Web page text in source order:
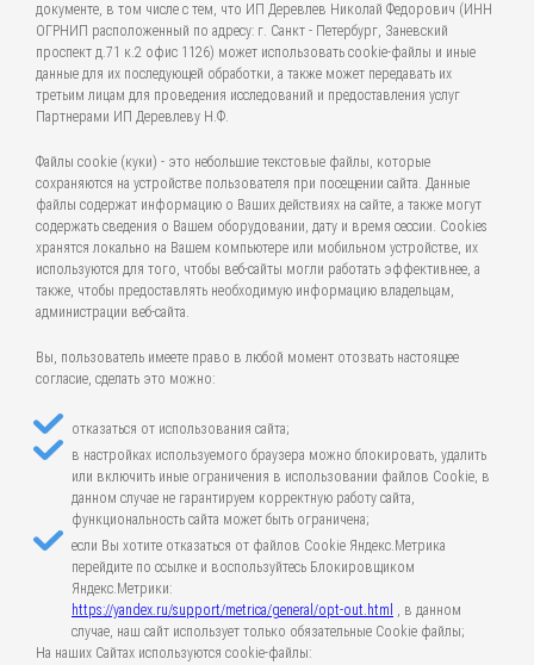
документе, в том числе с тем, что ИП Деревлев Николай Федорович (ИНН
ОГРНИП расположенный по адресу: г. Санкт - Петербург, Заневский
проспект д.71 к.2 офис 1126) может использовать cookie-файлы и иные
данные для их последующей обработки, а также может передавать их
третьим лицам для проведения исследований и предоставления услуг
Партнерами ИП Деревлеву Н.Ф.
Файлы cookie (куки) - это небольшие текстовые файлы, которые
сохраняются на устройстве пользователя при посещении сайта. Данные
файлы содержат информацию о Ваших действиях на сайте, а также могут
содержать сведения о Вашем оборудовании, дату и время сессии. Cookies
хранятся локально на Вашем компьютере или мобильном устройстве, их
используются для того, чтобы веб-сайты могли работать эффективнее, а
также, чтобы предоставлять необходимую информацию владельцам,
администрации веб-сайта.
Вы, пользователь имеете право в любой момент отозвать настоящее
согласие, сделать это можно:
отказаться от использования сайта;
в настройках используемого браузера можно блокировать, удалить
или включить иные ограничения в использовании файлов Cookie, в
данном случае не гарантируем корректную работу сайта,
функциональность сайта может быть ограничена;
если Вы хотите отказаться от файлов Cookie Яндекс.Метрика
перейдите по ссылке и воспользуйтесь Блокировщиком
Яндекс.Метрики:
https://yandex.ru/support/metrica/general/opt-out.html , в данном
случае, наш сайт использует только обязательные Cookie файлы;
На наших Сайтах используются cookie-файлы: